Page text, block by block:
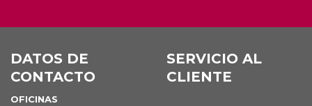
DATOS DE
CONTACTO
OFICINAS
SERVICIO AL
CLIENTE